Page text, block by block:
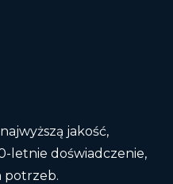
jakość,
letnie doświadczenie,
potrzeb.